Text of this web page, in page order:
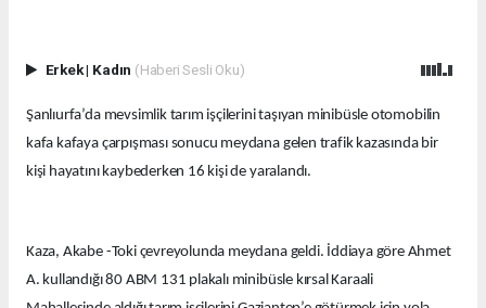
Erkek| Kadın (Haberi Sesli Oku)
Şanlıurfa’da mevsimlik tarım işçilerini taşıyan minibüsle otomobilin
kafa kafaya çarpışması sonucu meydana gelen trafik kazasında bir
kişi hayatını kaybederken 16 kişi de yaralandı.
Kaza, Akabe -Toki çevreyolunda meydana geldi. İddiaya göre Ahmet
A. kullandığı 80 ABM 131 plakalı minibüsle kırsal Karaali